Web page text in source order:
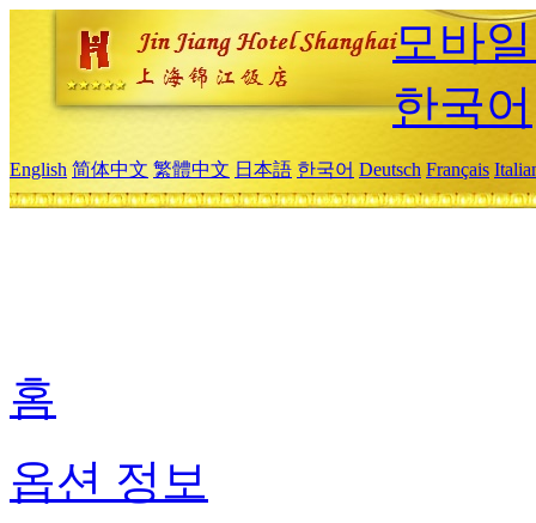
모바
한국어
English 简体中文 繁體中文 日本語 한국어 Deutsch Français
홈
옵션 정보